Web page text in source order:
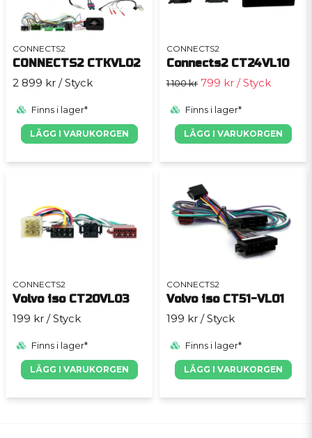
CONNECTS2
CONNECTS2 CTKVL02
2 899 kr / Styck
Finns i lager*
LÄGG I VARUKORGEN
CONNECTS2
Connects2 CT24VL10
1 100 kr 799 kr / Styck
Finns i lager*
LÄGG I VARUKORGEN
CONNECTS2
Volvo iso CT20VL03
199 kr / Styck
Finns i lager*
LÄGG I VARUKORGEN
CONNECTS2
Volvo iso CT51-VL01
199 kr / Styck
Finns i lager*
LÄGG I VARUKORGEN